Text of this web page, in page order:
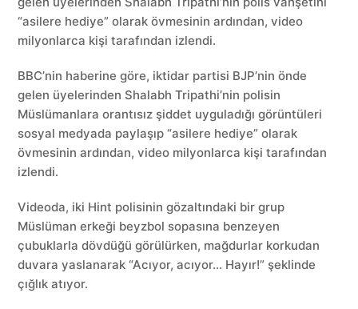
“asilere hediye” olarak övmesinin ardından, video
milyonlarca kişi tarafından izlendi.
BBC’nin haberine göre, iktidar partisi BJP’nin önde
gelen üyelerinden Shalabh Tripathi’nin polisin
Müslümanlara orantısız şiddet uyguladığı görüntüleri
sosyal medyada paylaşıp “asilere hediye” olarak
övmesinin ardından, video milyonlarca kişi tarafından
izlendi.
Videoda, iki Hint polisinin gözaltındaki bir grup
Müslüman erkeği beyzbol sopasına benzeyen
çubuklarla dövdüğü görülürken, mağdurlar korkudan
duvara yaslanarak “Acıyor, acıyor… Hayır!” şeklinde
çığlık atıyor.